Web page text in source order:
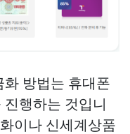
방법는 휴대폰
행하는 것입니
이나 신세계상품